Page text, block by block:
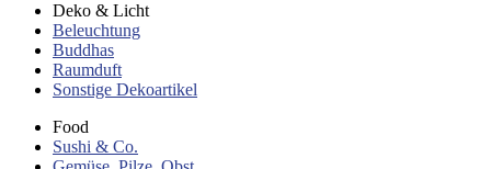
Deko & Licht
Beleuchtung
Buddhas
Raumduft
Sonstige Dekoartikel
Food
Sushi & Co.